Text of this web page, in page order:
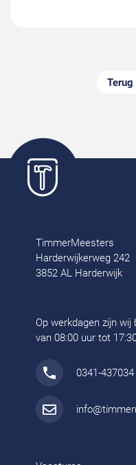
TimmerMeesters
Harderwijkerweg 242
3852 AL Harderwijk
Op werkdagen zijn wij
van 08:00 uur tot
0341-437034